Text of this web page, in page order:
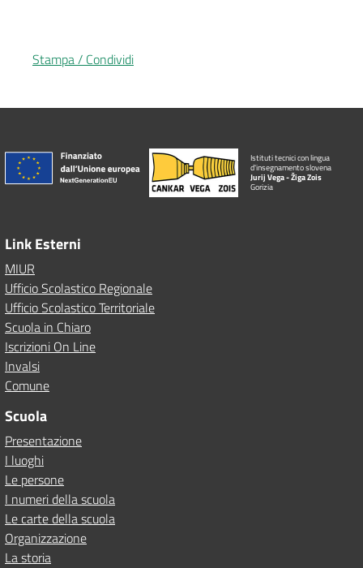
Stampa / Condividi
Istituti tecnici con lingua
d'insegnamento slovena
Jurij Vega - Žiga Zois
Gorizia
Link Esterni
MIUR
Ufficio Scolastico Regionale
Ufficio Scolastico Territoriale
Scuola in Chiaro
Iscrizioni On Line
Invalsi
Comune
Scuola
Presentazione
I luoghi
Le persone
I numeri della scuola
Le carte della scuola
Organizzazione
La storia